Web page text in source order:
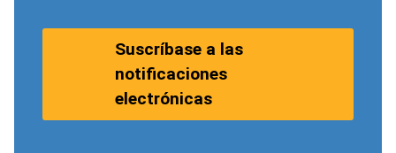
Suscríbase a las
notificaciones
electrónicas